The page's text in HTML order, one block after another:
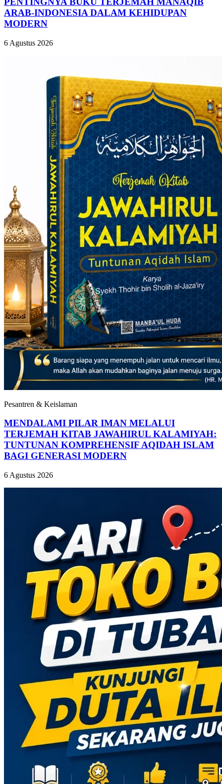
ARAB-INDONESIA DALAM KEHIDUPAN
MODERN
6 Agustus 2026
Pesantren & Keislaman
MENDALAMI PILAR IMAN MELALUI
TERJEMAH KITAB JAWAHIRUL KALAMIYAH:
TUNTUNAN KOMPREHENSIF AQIDAH ISLAM
BAGI GENERASI MODERN
6 Agustus 2026